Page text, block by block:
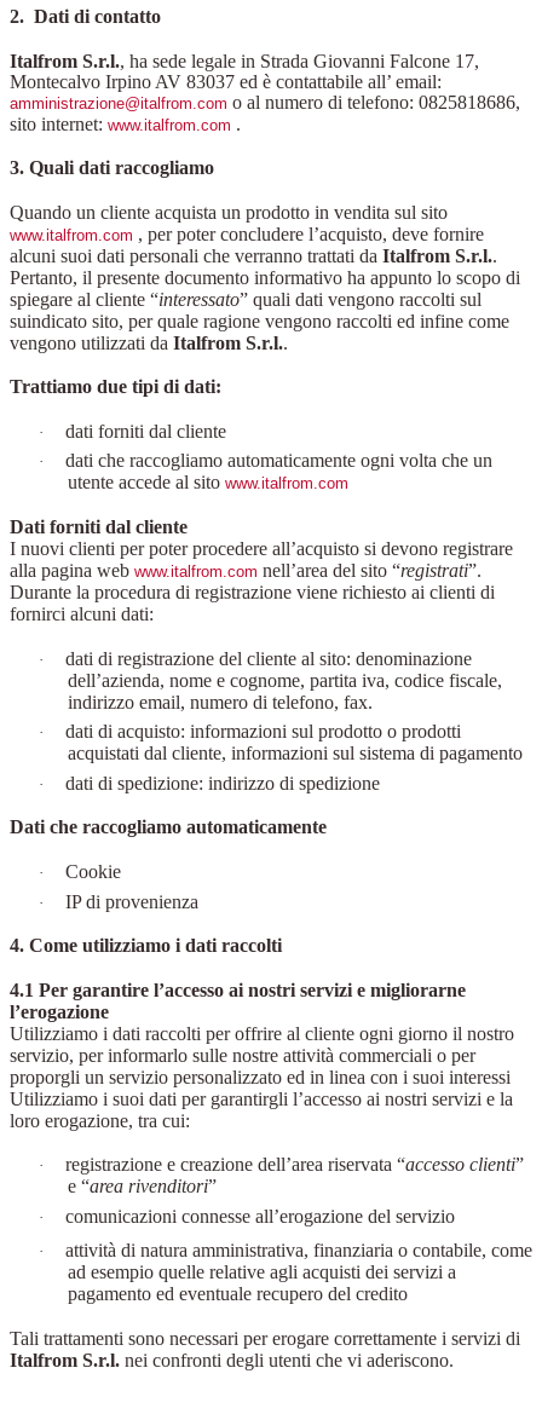
2. Dati di contatto
Italfrom S.r.l., ha sede legale in Strada Giovanni Falcone 17,
Montecalvo Irpino AV 83037 ed è contattabile all’ email:
amministrazione@italfrom.com o al numero di telefono: 0825818686,
sito internet: www.italfrom.com .
3. Quali dati raccogliamo
Quando un cliente acquista un prodotto in vendita sul sito
www.italfrom.com , per poter concludere l’acquisto, deve fornire
alcuni suoi dati personali che verranno trattati da Italfrom S.r.l..
Pertanto, il presente documento informativo ha appunto lo scopo di
spiegare al cliente “interessato” quali dati vengono raccolti sul
suindicato sito, per quale ragione vengono raccolti ed infine come
vengono utilizzati da Italfrom S.r.l..
Trattiamo due tipi di dati:
· dati forniti dal cliente
·
dati che raccogliamo automaticamente ogni volta che un
utente accede al sito www.italfrom.com
Dati forniti dal cliente
I nuovi clienti per poter procedere all’acquisto si devono registrare
alla pagina web www.italfrom.com nell’area del sito “registrati”.
Durante la procedura di registrazione viene richiesto ai clienti di
fornirci alcuni dati:
·
dati di registrazione del cliente al sito: denominazione
dell’azienda, nome e cognome, partita iva, codice fiscale,
indirizzo email, numero di telefono, fax.
·
dati di acquisto: informazioni sul prodotto o prodotti
acquistati dal cliente, informazioni sul sistema di pagamento
· dati di spedizione: indirizzo di spedizione
Dati che raccogliamo automaticamente
· Cookie
· IP di provenienza
4. Come utilizziamo i dati raccolti
4.1 Per garantire l’accesso ai nostri servizi e migliorarne
l’erogazione
Utilizziamo i dati raccolti per offrire al cliente ogni giorno il nostro
servizio, per informarlo sulle nostre attività commerciali o per
proporgli un servizio personalizzato ed in linea con i suoi interessi
Utilizziamo i suoi dati per garantirgli l’accesso ai nostri servizi e la
loro erogazione, tra cui:
· registrazione e creazione dell’area riservata “accesso clienti”
e “area rivenditori”
· comunicazioni connesse all’erogazione del servizio
·
attività di natura amministrativa, finanziaria o contabile, come
ad esempio quelle relative agli acquisti dei servizi a
pagamento ed eventuale recupero del credito
Tali trattamenti sono necessari per erogare correttamente i servizi di
Italfrom S.r.l. nei confronti degli utenti che vi aderiscono.